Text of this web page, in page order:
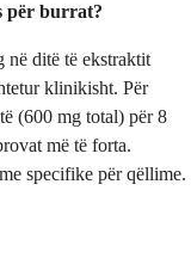
për burrat?
në ditë të ekstraktit
klinikisht. Për
(600 mg total) për 8
më të forta.
specifike për qëllime.